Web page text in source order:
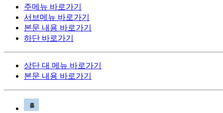
주메뉴 바로가기
서브메뉴 바로가기
본문 내용 바로가기
하단 바로가기
상단 대 메뉴 바로가기
본문 내용 바로가기